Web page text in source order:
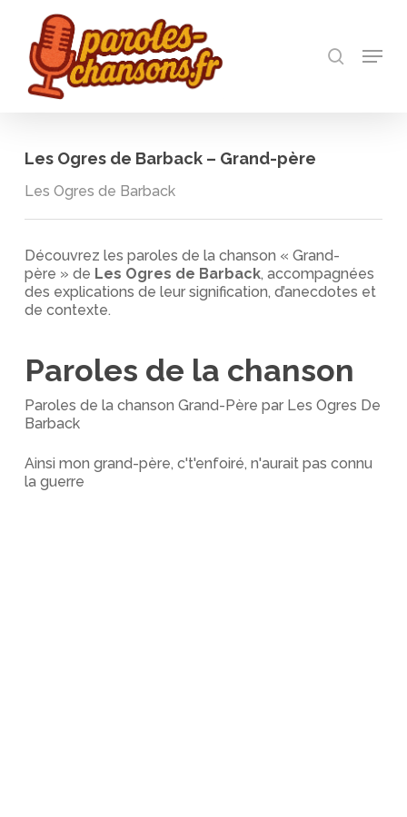
main
content
Menu
Les Ogres de Barback – Grand-père
Les Ogres de Barback
Découvrez les paroles de la chanson « Grand-
père » de Les Ogres de Barback, accompagnées
des explications de leur signification, d’anecdotes et
de contexte.
Paroles de la chanson
Paroles de la chanson Grand-Père par Les Ogres De
Barback
Ainsi mon grand-père, c't'enfoiré, n'aurait pas connu
la guerre
Close